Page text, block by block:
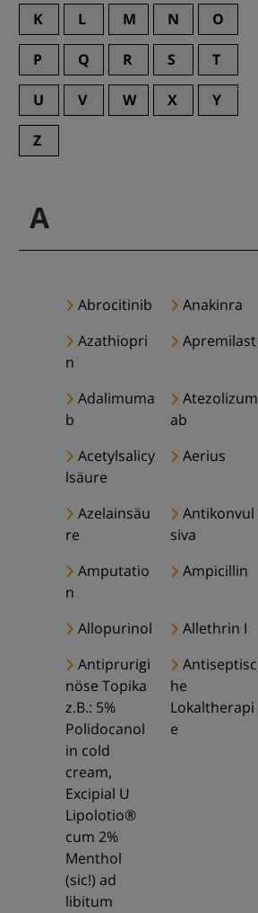
K L M N O
P Q R S T
U V W X Y
Z
A
Abrocitinib Anakinra
Azathiopri
n
Apremilast
Adalimuma
b
Atezolizum
ab
Acetylsalicy
lsäure
Aerius
Azelainsäu
re
Antikonvul
siva
Amputatio
n
Ampicillin
Allopurinol Allethrin I
Antiprurigi
nöse Topika
z.B.: 5%
Polidocanol
in cold
cream,
Excipial U
Lipolotio®
cum 2%
Menthol
(sic!) ad
libitum
Antiseptisc
he
Lokaltherapi
e